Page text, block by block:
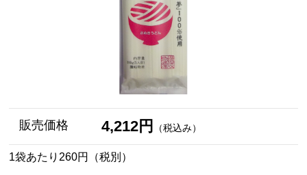
販売価格 4,212円 （税込み）
1袋あたり260円（税別）